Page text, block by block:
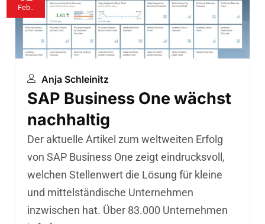
Feb..
Anja Schleinitz
SAP Business One wächst
nachhaltig
Der aktuelle Artikel zum weltweiten Erfolg
von SAP Business One zeigt eindrucksvoll,
welchen Stellenwert die Lösung für kleine
und mittelständische Unternehmen
inzwischen hat. Über 83.000 Unternehmen